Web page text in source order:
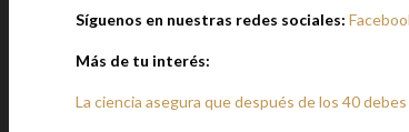
Síguenos en nuestras redes sociales:
Más de tu interés:
La ciencia asegura que después de los 40